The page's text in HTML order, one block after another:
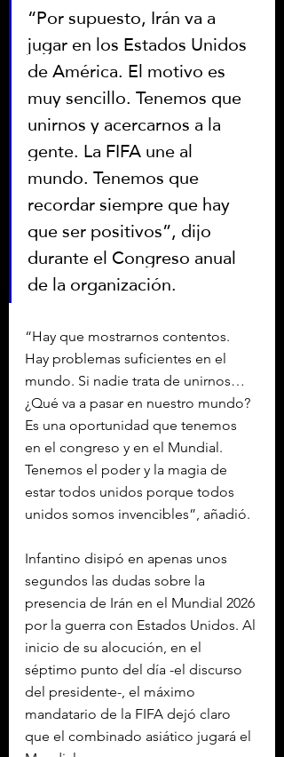
“Por supuesto, Irán va a
jugar en los Estados Unidos
de América. El motivo es
muy sencillo. Tenemos que
unirnos y acercarnos a la
gente. La FIFA une al
mundo. Tenemos que
recordar siempre que hay
que ser positivos”, dijo
durante el Congreso anual
de la organización.
“Hay que mostrarnos contentos.
Hay problemas suficientes en el
mundo. Si nadie trata de unirnos…
¿Qué va a pasar en nuestro mundo?
Es una oportunidad que tenemos
en el congreso y en el Mundial.
Tenemos el poder y la magia de
estar todos unidos porque todos
unidos somos invencibles”, añadió.
Infantino disipó en apenas unos
segundos las dudas sobre la
presencia de Irán en el Mundial 2026
por la guerra con Estados Unidos. Al
inicio de su alocución, en el
séptimo punto del día -el discurso
del presidente-, el máximo
mandatario de la FIFA dejó claro
que el combinado asiático jugará el